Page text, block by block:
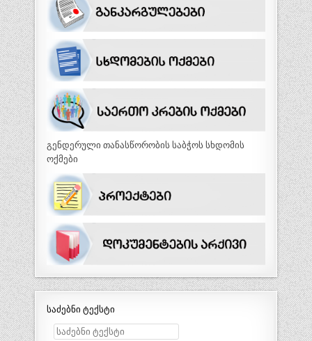
გენდერული თანასწორობის საბჭოს სხდომის
ოქმები
საძებნი ტექსტი